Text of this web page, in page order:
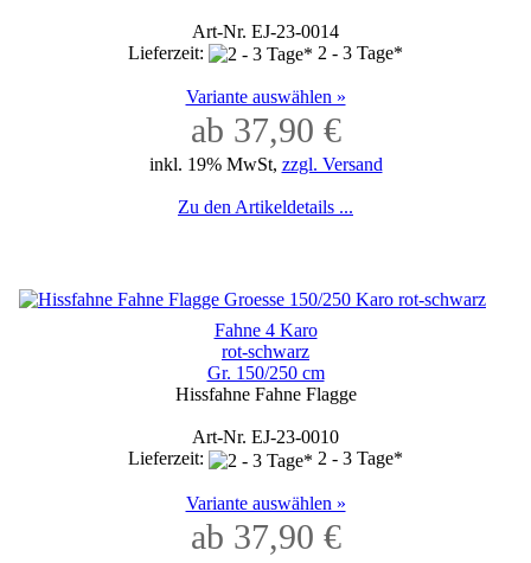
Art-Nr. EJ-23-0014
Lieferzeit:
2 - 3 Tage*
Variante auswählen »
ab 37,90 €
inkl. 19% MwSt, zzgl. Versand
Zu den Artikeldetails ...
Fahne 4 Karo
rot-schwarz
Gr. 150/250 cm
Hissfahne Fahne Flagge
Art-Nr. EJ-23-0010
Lieferzeit:
2 - 3 Tage*
Variante auswählen »
ab 37,90 €